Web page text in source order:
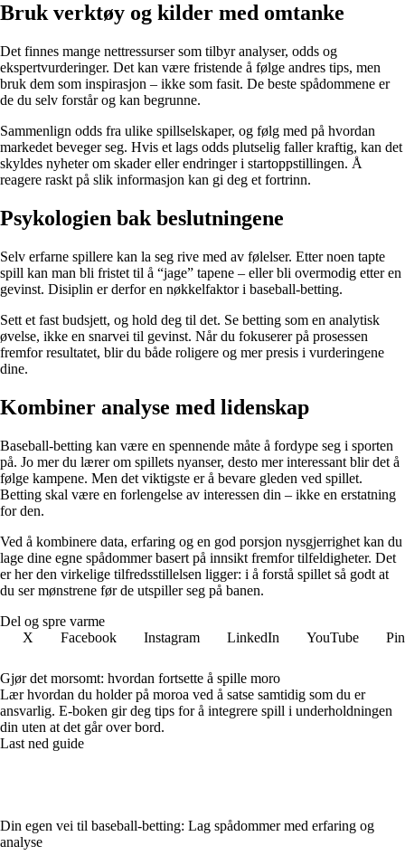
Bruk verktøy og kilder med omtanke
Det finnes mange nettressurser som tilbyr analyser, odds og
ekspertvurderinger. Det kan være fristende å følge andres tips, men
bruk dem som inspirasjon – ikke som fasit. De beste spådommene er
de du selv forstår og kan begrunne.
Sammenlign odds fra ulike spillselskaper, og følg med på hvordan
markedet beveger seg. Hvis et lags odds plutselig faller kraftig, kan det
skyldes nyheter om skader eller endringer i startoppstillingen. Å
reagere raskt på slik informasjon kan gi deg et fortrinn.
Psykologien bak beslutningene
Selv erfarne spillere kan la seg rive med av følelser. Etter noen tapte
spill kan man bli fristet til å “jage” tapene – eller bli overmodig etter en
gevinst. Disiplin er derfor en nøkkelfaktor i baseball-betting.
Sett et fast budsjett, og hold deg til det. Se betting som en analytisk
øvelse, ikke en snarvei til gevinst. Når du fokuserer på prosessen
fremfor resultatet, blir du både roligere og mer presis i vurderingene
dine.
Kombiner analyse med lidenskap
Baseball-betting kan være en spennende måte å fordype seg i sporten
på. Jo mer du lærer om spillets nyanser, desto mer interessant blir det å
følge kampene. Men det viktigste er å bevare gleden ved spillet.
Betting skal være en forlengelse av interessen din – ikke en erstatning
for den.
Ved å kombinere data, erfaring og en god porsjon nysgjerrighet kan du
lage dine egne spådommer basert på innsikt fremfor tilfeldigheter. Det
er her den virkelige tilfredsstillelsen ligger: i å forstå spillet så godt at
du ser mønstrene før de utspiller seg på banen.
Del og spre varme
X
Facebook Instagram LinkedIn YouTube
Gjør det morsomt: hvordan fortsette å spille moro
Lær hvordan du holder på moroa ved å satse samtidig som du er
ansvarlig. E-boken gir deg tips for å integrere spill i underholdningen
din uten at det går over bord.
Last ned guide
Din egen vei til baseball-betting: Lag spådommer med erfaring og
analyse